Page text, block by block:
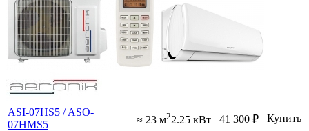
ASI-07HS5 / ASO-
07HMS5
≈ 23 м22.25 кВт 41 300 ₽
Купить